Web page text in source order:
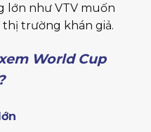
lớn như VTV muốn
thị trường khán giả.
World Cup